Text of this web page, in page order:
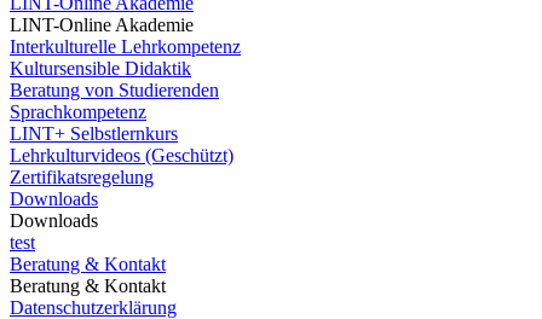
LINT-Online Akademie
Interkulturelle Lehrkompetenz
Kultursensible Didaktik
Beratung von Studierenden
Sprachkompetenz
LINT+ Selbstlernkurs
Lehrkulturvideos (Geschützt)
Zertifikatsregelung
Downloads
Downloads
test
Beratung & Kontakt
Beratung & Kontakt
Datenschutzerklärung